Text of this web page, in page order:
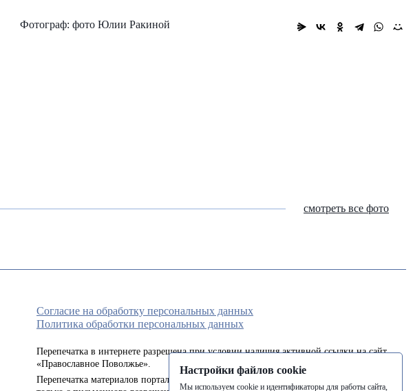
Фотограф: фото Юлии Ракиной
смотреть все фото
Согласие на обработку персональных данных
Политика обработки персональных данных
Перепечатка в интернете разрешена при условии наличия активной ссылки на сайт
«Православное Поволжье».
Перепечатка материалов портала в печатных изданиях (книгах, прессе) возможна
Настройки файлов cookie
Мы используем cookie и идентификаторы для работы сайта,